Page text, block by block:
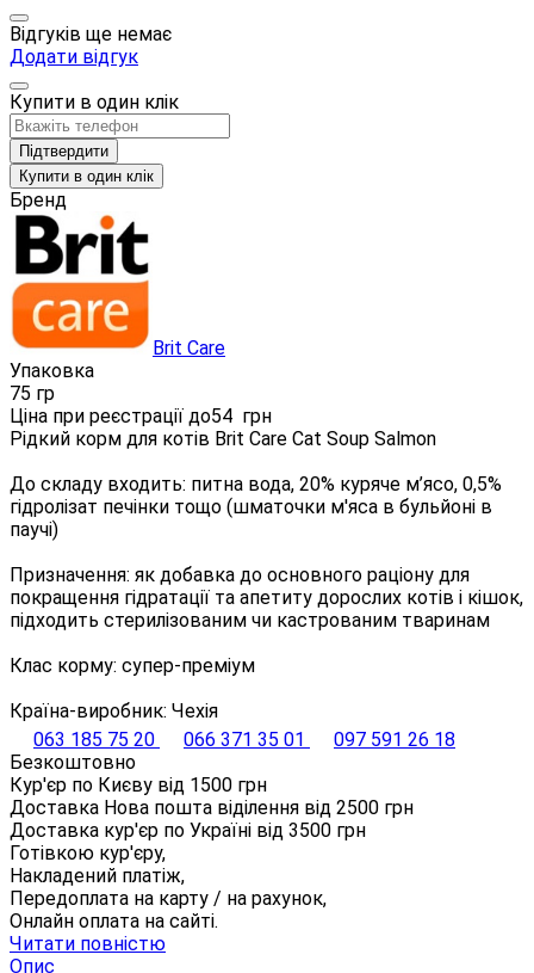
Відгуків ще немає
Додати відгук
Купити в один клік
Підтвердити
Купити в один клік
Бренд
Brit Care
Упаковка
75 гр
Ціна при реєстрації до54 грн
Рідкий корм для котів Brit Care Cat Soup Salmon
До складу входить: питна вода, 20% куряче м’ясо, 0,5%
гідролізат печінки тощо (шматочки м'яса в бульйоні в
паучі)
Призначення: як добавка до основного раціону для
покращення гідратації та апетиту дорослих котів і кішок,
підходить стерилізованим чи кастрованим тваринам
Клас корму: супер-преміум
Країна-виробник: Чехія
063 185 75 20
066 371 35 01
097 591 26 18
Безкоштовно
Кур'єр по Києву від 1500 грн
Доставка Нова пошта віділення від 2500 грн
Доставка кур'єр по Україні від 3500 грн
Готівкою кур'єру,
Накладений платіж,
Передоплата на карту / на рахунок,
Онлайн оплата на сайті.
Читати повністю
Опис